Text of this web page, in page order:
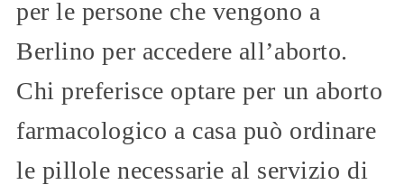
per le persone che vengono a
Berlino per accedere all’aborto.
Chi preferisce optare per un aborto
farmacologico a casa può ordinare
le pillole necessarie al servizio di